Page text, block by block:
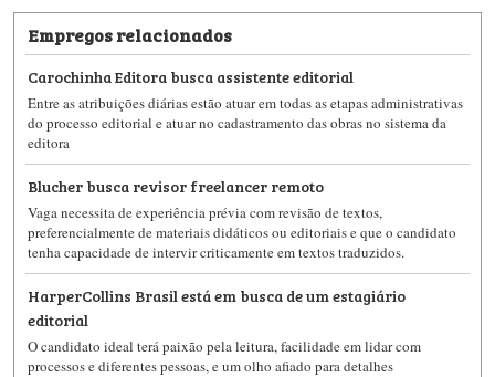
Empregos relacionados
Carochinha Editora busca assistente editorial
Entre as atribuições diárias estão atuar em todas as etapas administrativas
do processo editorial e atuar no cadastramento das obras no sistema da
editora
Blucher busca revisor freelancer remoto
Vaga necessita de experiência prévia com revisão de textos,
preferencialmente de materiais didáticos ou editoriais e que o candidato
tenha capacidade de intervir criticamente em textos traduzidos.
HarperCollins Brasil está em busca de um estagiário
editorial
O candidato ideal terá paixão pela leitura, facilidade em lidar com
processos e diferentes pessoas, e um olho afiado para detalhes